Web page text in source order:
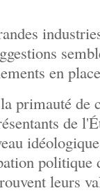
en
primauté de
de
politique
leurs